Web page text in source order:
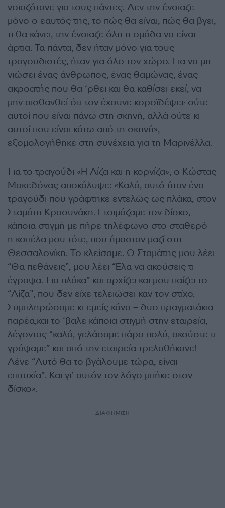
νοιαζότανε για τους πάντες. Δεν την ένοιαζε
μόνο ο εαυτός της, το πώς θα είναι, πώς θα βγει,
τι θα κάνει, την ένοιαζε όλη η ομάδα να είναι
άρτια. Τα πάντα, δεν ήταν μόνο για τους
τραγουδιστές, ήταν για όλο τον χώρο. Για να μη
νιώσει ένας άνθρωπος, ένας θαμώνας, ένας
ακροατής που θα ‘ρθει και θα καθίσει εκεί, να
μην αισθανθεί ότι τον έχουνε κοροϊδέψει· ούτε
αυτοί που είναι πάνω στη σκηνή, αλλά ούτε κι
αυτοί που είναι κάτω από τη σκηνή»,
εξομολογήθηκε στη συνέχεια για τη Μαρινέλλα.
Για το τραγούδι «Η Λίζα και η κορνίζα», ο Κώστας
Μακεδόνας αποκάλυψε: «Καλά, αυτό ήταν ένα
τραγούδι που γράφτηκε εντελώς ως πλάκα, στον
Σταμάτη Κραουνάκη. Ετοιμάζαμε τον δίσκο,
κάποια στιγμή με πήρε τηλέφωνο στο σταθερό
η κοπέλα μου τότε, που ήμασταν μαζί στη
Θεσσαλονίκη. Το κλείσαμε. Ο Σταμάτης μου λέει
“Θα πεθάνεις”, μου λέει “Έλα να ακούσεις τι
έγραψα. Για πλάκα” και αρχίζει και μου παίζει το
“Λίζα”, που δεν είχε τελειώσει καν τον στίχο.
Συμπληρώσαμε κι εμείς κάνα – δυο πραγματάκια
παρέα,και το ‘βαλε κάποια στιγμή στην εταιρεία,
λέγοντας “καλά, γελάσαμε πάρα πολύ, ακούστε τι
γράψαμε” και από την εταιρεία τρελαθήκανε!
Λένε “Αυτό θα το βγάλουμε τώρα, είναι
επιτυχία”. Και γι’ αυτόν τον λόγο μπήκε στον
δίσκο».
ΔΙΑΦΗΜΙΣΗ